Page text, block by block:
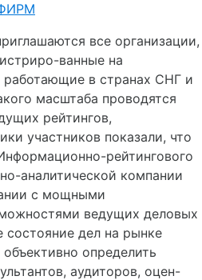
все организации,
ванные на
в странах СНГ и
масштаба проводятся
рейтингов,
участников показали, что
рейтингового
аналитической компании
с мощными
ведущих деловых
дел на рынке
определить
аудиторов, оцен-